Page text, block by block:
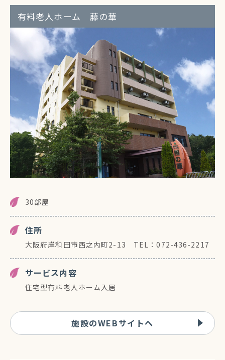
有料老人ホーム 藤の華
30部屋
住所
大阪府岸和田市西之内町2-13 TEL：072-436-2217
サービス内容
住宅型有料老人ホーム入居
施設のWEBサイトへ